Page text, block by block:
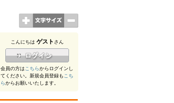
こんにちは ゲスト さん
会員の方はこちらからログインし
てください。新規会員登録もこち
らからお願いいたします。